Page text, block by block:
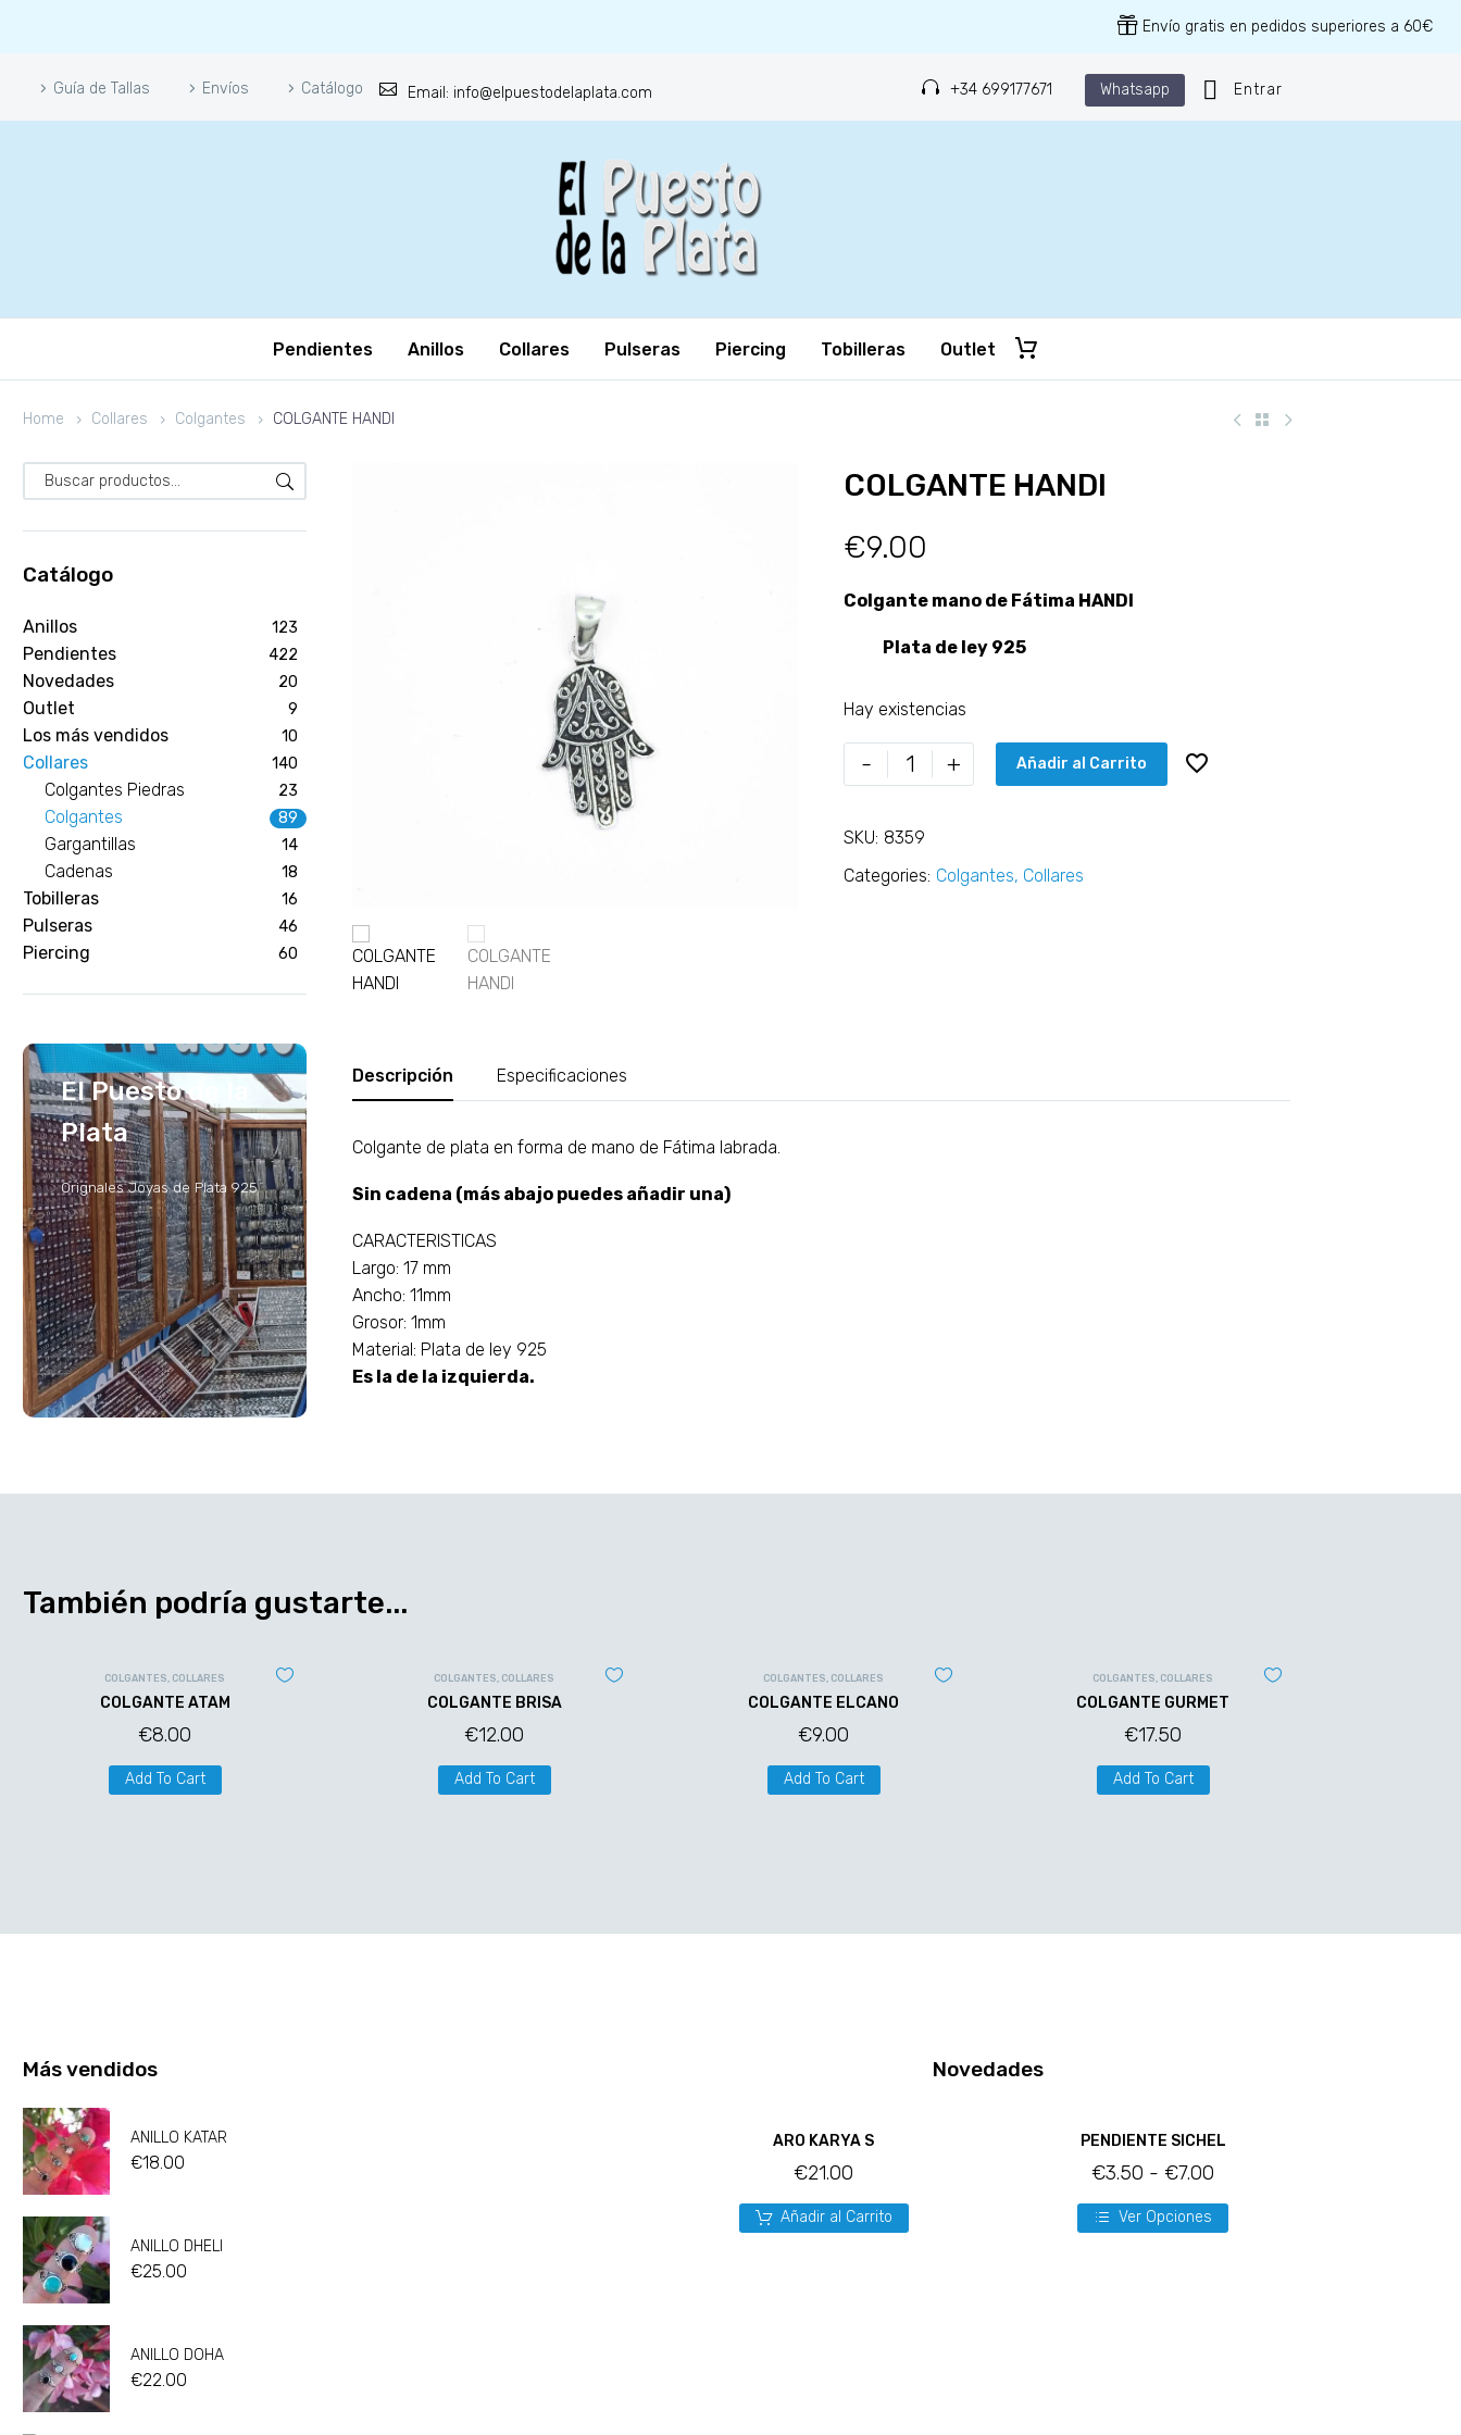
Envío gratis en pedidos superiores a 60€
Guía de Tallas Envíos Catálogo Email: info@elpuestodelaplata.com +34 699177671 Whatsapp Entrar
Pendientes Anillos Collares Pulseras Piercing Tobilleras Outlet
Home Collares Colgantes COLGANTE HANDI
Catálogo
Anillos 123
Pendientes 422
Novedades 20
Outlet 9
Los más vendidos 10
Collares 140
Colgantes Piedras 23
Colgantes 89
Gargantillas 14
Cadenas 18
Tobilleras 16
Pulseras 46
Piercing 60
El Puesto de la
Plata
Orignales Joyas de Plata 925
COLGANTE HANDI
€9.00
Colgante mano de Fátima HANDI
Plata de ley 925
Hay existencias
- + Añadir al Carrito
SKU: 8359
Categories: Colgantes, Collares
Descripción Especificaciones
Colgante de plata en forma de mano de Fátima labrada.
Sin cadena (más abajo puedes añadir una)
CARACTERISTICAS
Largo: 17 mm
Ancho: 11mm
Grosor: 1mm
Material: Plata de ley 925
Es la de la izquierda.
También podría gustarte...
COLGANTES, COLLARES
COLGANTE ATAM
€8.00
Add To Cart
COLGANTES, COLLARES
COLGANTE BRISA
€12.00
Add To Cart
COLGANTES, COLLARES
COLGANTE ELCANO
€9.00
Add To Cart
COLGANTES, COLLARES
COLGANTE GURMET
€17.50
Add To Cart
Más vendidos
ANILLO KATAR
€18.00
ANILLO DHELI
€25.00
ANILLO DOHA
€22.00
Novedades
ARO KARYA S
€21.00
Añadir al Carrito
PENDIENTE SICHEL
€3.50 - €7.00
Ver Opciones